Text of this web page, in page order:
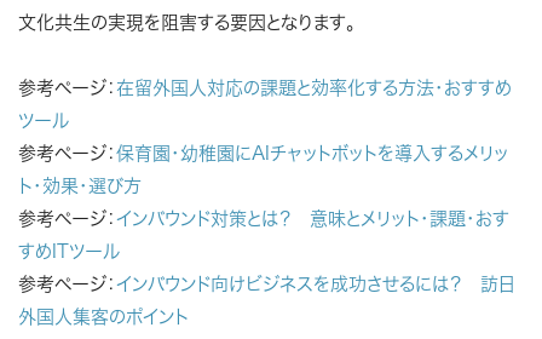
文化共生の実現を阻害する要因となります。
参考ページ： 在留外国人対応の課題と効率化する方法・おすすめ
ツール
参考ページ： 保育園・幼稚園にAIチャットボットを導入するメリッ
ト・効果・選び方
参考ページ： インバウンド対策とは？ 意味とメリット・課題・おす
すめITツール
参考ページ： インバウンド向けビジネスを成功させるには？ 訪日
外国人集客のポイント